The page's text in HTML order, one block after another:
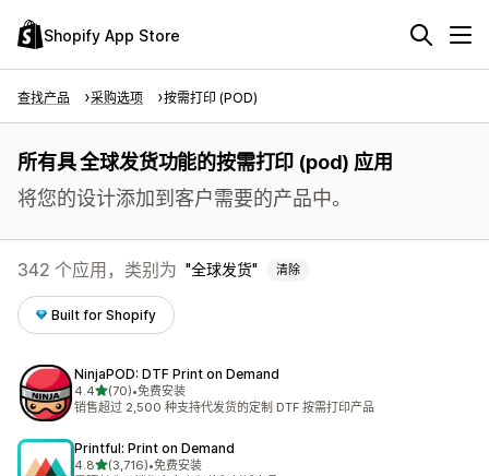
Shopify App Store
查找产品 采购选项 按需打印 (POD)
所有具 全球发货功能的按需打印 (pod) 应用
将您的设计添加到客户需要的产品中。
342 个应用，类别为 全球发货 清除
Built for Shopify
NinjaPOD: DTF Print on Demand
4.4星（满分 5 星）
(70)
总共 70 条评论
•免费安装
销售超过 2,500 种支持代发货的定制 DTF 按需打印产品
Printful: Print on Demand
4.8星（满分 5 星）
(3,716)
总共 3716 条评论
•免费安装